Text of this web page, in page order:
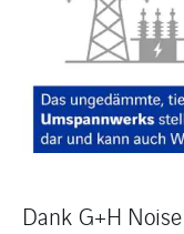
Dank G+H